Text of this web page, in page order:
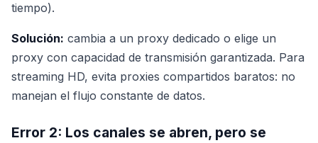
tiempo).
Solución: cambia a un proxy dedicado o elige un
proxy con capacidad de transmisión garantizada. Para
streaming HD, evita proxies compartidos baratos: no
manejan el flujo constante de datos.
Error 2: Los canales se abren, pero se